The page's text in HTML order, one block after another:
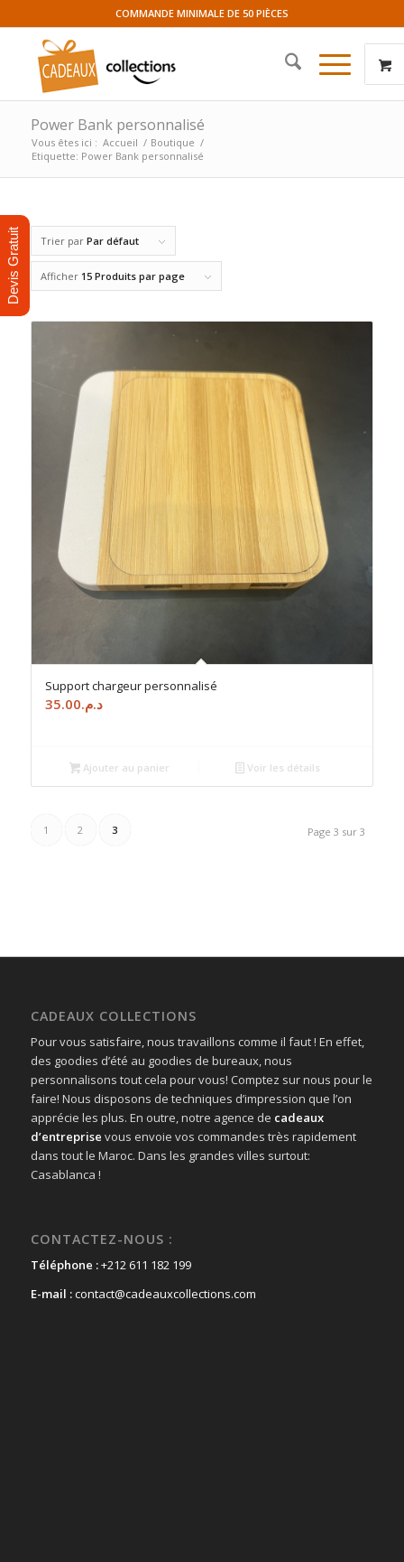
COMMANDE MINIMALE DE 50 PIÈCES
Power Bank personnalisé
Vous êtes ici : Accueil / Boutique /
Etiquette: Power Bank personnalisé
Trier par Par défaut
Afficher 15 Produits par page
Support chargeur personnalisé
د.م.35.00
Ajouter au panier Voir les détails
Page 3 sur 3
1 2 3
CADEAUX COLLECTIONS
Pour vous satisfaire, nous travaillons comme il faut ! En effet,
des goodies d’été au goodies de bureaux, nous
personnalisons tout cela pour vous! Comptez sur nous pour le
faire! Nous disposons de techniques d’impression que l’on
apprécie les plus. En outre, notre agence de cadeaux
d’entreprise vous envoie vos commandes très rapidement
dans tout le Maroc. Dans les grandes villes surtout:
Casablanca !
CONTACTEZ-NOUS :
Téléphone :+212 611 182 199
E-mail :contact@cadeauxcollections.com
Devis Gratuit